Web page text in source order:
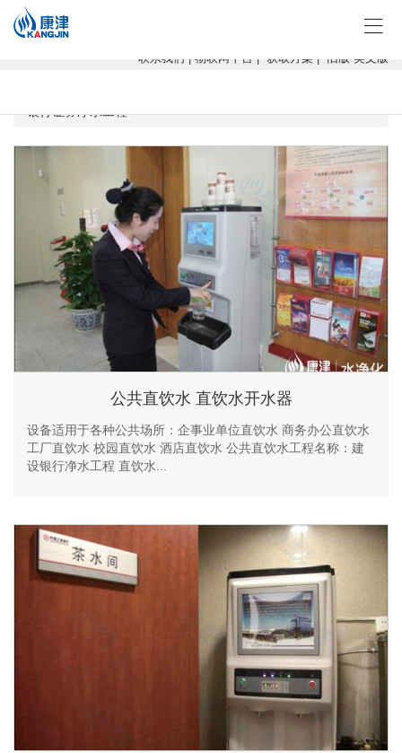
康津水处理：专注软化水设备、反渗透设备、超滤设备、一体化净水设
备！
联系我们 | 物联网平台 | 获取方案 | 旧版 英文版
银行证券净水工程
公共直饮水 直饮水开水器
设备适用于各种公共场所：企事业单位直饮水 商务办公直饮水
工厂直饮水 校园直饮水 酒店直饮水 公共直饮水工程名称：建
设银行净水工程 直饮水...